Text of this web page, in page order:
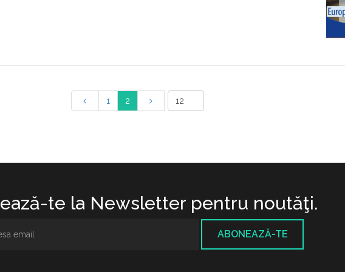
1 2
te la Newsletter pentru noutăţi.
ABONEAZĂ-TE